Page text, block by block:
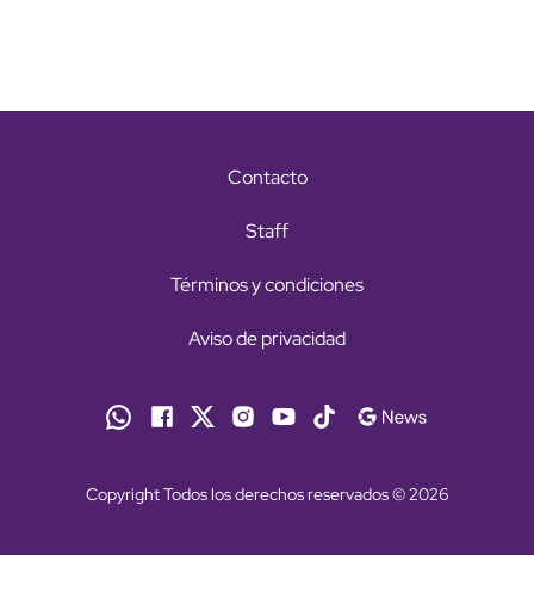
Contacto
Staff
Términos y condiciones
Aviso de privacidad
Copyright Todos los derechos reservados © 2026